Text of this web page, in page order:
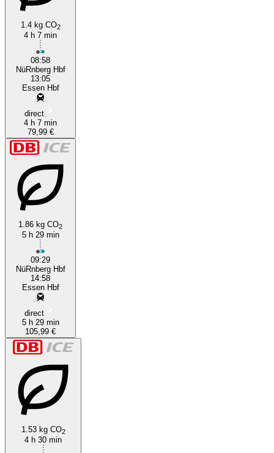
1.4 kg CO2
4 h 7 min
08:58
NüRnberg Hbf
13:05
Essen Hbf
direct
4 h 7 min
79,99 €
1.86 kg CO2
5 h 29 min
09:29
NüRnberg Hbf
14:58
Essen Hbf
direct
5 h 29 min
105,99 €
1.53 kg CO2
4 h 30 min